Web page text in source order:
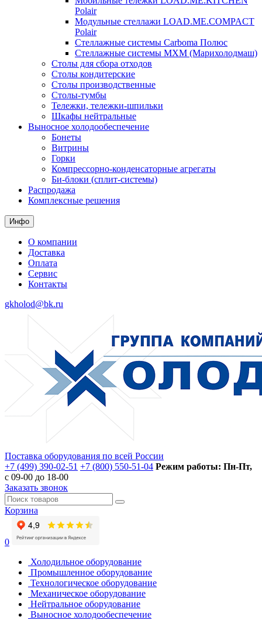
Polair
Модульные стеллажи LOAD.ME.COMPACT
Polair
Стеллажные системы Carboma Полюс
Стеллажные системы МХМ (Марихолодмаш)
Столы для сбора отходов
Столы кондитерские
Столы производственные
Столы-тумбы
Тележки, тележки-шпильки
Шкафы нейтральные
Выносное холодообеспечение
Бонеты
Витрины
Горки
Компрессорно-конденсаторные агрегаты
Би-блоки (сплит-системы)
Распродажа
Комплексные решения
Инфо
О компании
Доставка
Оплата
Сервис
Контакты
gkholod@bk.ru
Поставка оборудования по всей России
+7 (499) 390-02-51 +7 (800) 550-51-04 Режим работы: Пн-Пт,
с 09-00 до 18-00
Заказать звонок
Корзина
0
Холодильное оборудование
Промышленное оборудование
Технологическое оборудование
Механическое оборудование
Нейтральное оборудование
Выносное холодообеспечение